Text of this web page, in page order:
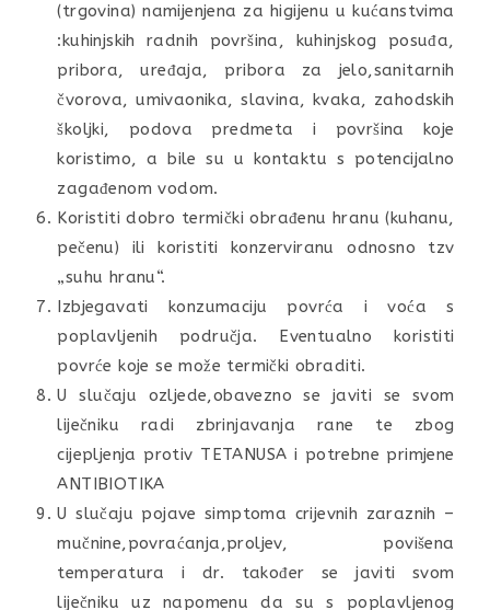
(trgovina) namijenjena za higijenu u kućanstvima
:kuhinjskih radnih površina, kuhinjskog posuđa,
pribora, uređaja, pribora za jelo,sanitarnih
čvorova, umivaonika, slavina, kvaka, zahodskih
školjki, podova predmeta i površina koje
koristimo, a bile su u kontaktu s potencijalno
zagađenom vodom.
Koristiti dobro termički obrađenu hranu (kuhanu,
pečenu) ili koristiti konzerviranu odnosno tzv
„suhu hranu“.
Izbjegavati konzumaciju povrća i voća s
poplavljenih područja. Eventualno koristiti
povrće koje se može termički obraditi.
U slučaju ozljede,obavezno se javiti se svom
liječniku radi zbrinjavanja rane te zbog
cijepljenja protiv TETANUSA i potrebne primjene
ANTIBIOTIKA
U slučaju pojave simptoma crijevnih zaraznih –
mučnine,povraćanja,proljev, povišena
temperatura i dr. također se javiti svom
liječniku uz napomenu da su s poplavljenog